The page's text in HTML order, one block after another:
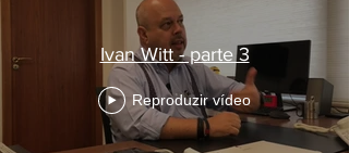
Ivan Witt - parte 3
Reproduzir vídeo